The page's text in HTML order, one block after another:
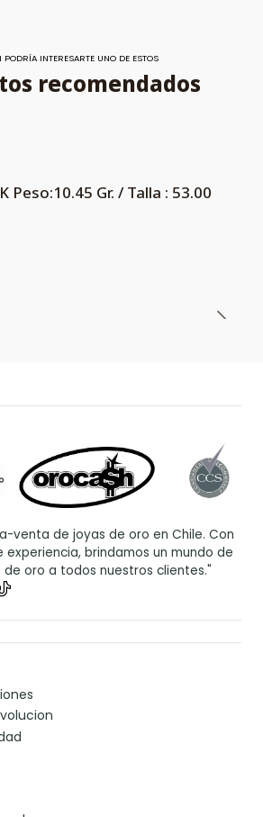
PODRÍA INTERESARTE UNO DE ESTOS
recomendados
Peso:10.45 Gr. / Talla : 53.00
venta de joyas de oro en Chile. Con
experiencia, brindamos un mundo de
oro a todos nuestros clientes."